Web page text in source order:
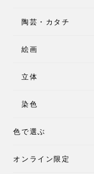
陶芸・カタチ
絵画
立体
染色
色で選ぶ
オンライン限定